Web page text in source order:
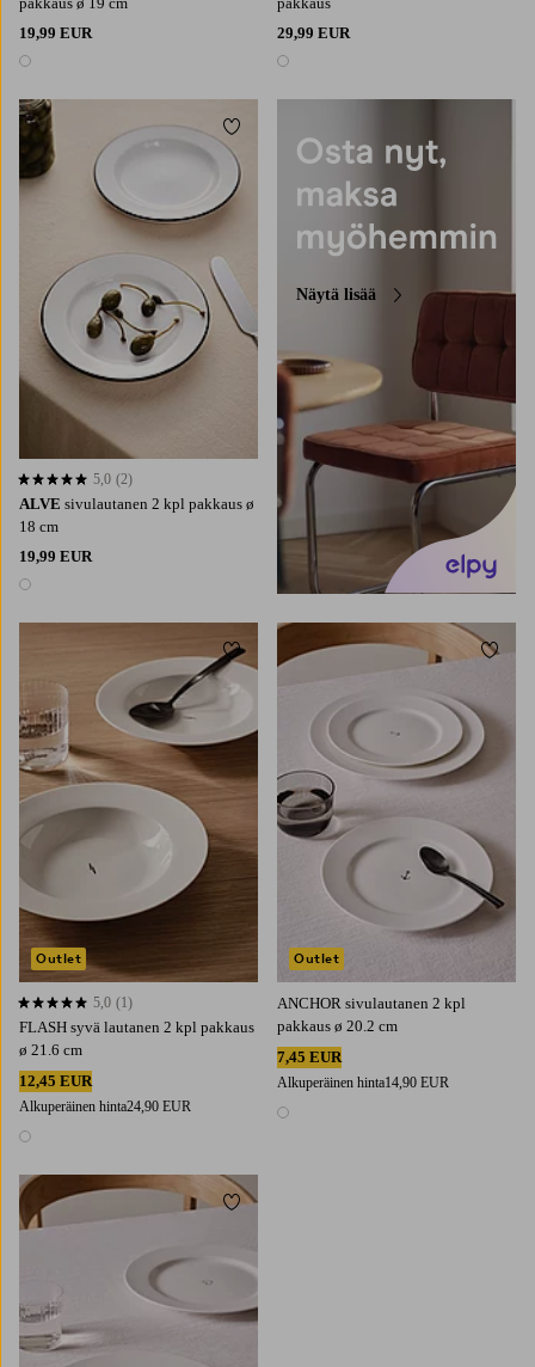
19,99 EUR
1 väri
29,99 EUR
1 väri
ALVE sivulautanen 2 kpl pakkaus ø
18 cm
19,99 EUR
1 väri
5,0 perustuen 2 arvosanaan
5,0 (2)
Lisää suosikkeihin
Näytä lisää
FLASH syvä lautanen 2 kpl pakkaus
ø 21.6 cm
12,45 EUR
Alkuperäinen hinta24,90 EUR
1 väri
5,0 perustuen 1 arvosanaan
5,0 (1)
Outlet
Lisää suosikkeihin
ANCHOR sivulautanen 2 kpl
pakkaus ø 20.2 cm
7,45 EUR
Alkuperäinen hinta14,90 EUR
1 väri
Outlet
Lisää
Lisää suosikkeihin